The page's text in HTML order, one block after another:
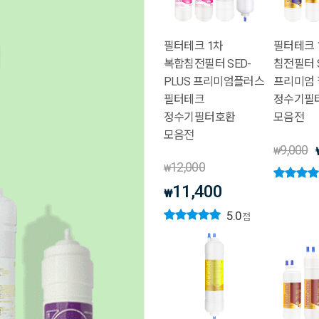
필터테크 1차
복합침전필터 SED-
PLUS 프리미엄플러스
필터테크
정수기필터호환
모음전
₩12,000
₩11,400
5.0점
필터테크
침전필터
프리미엄
정수기필
모음전
₩9,000